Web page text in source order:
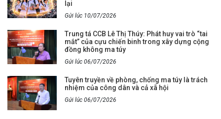
lại
Gửi lúc 10/07/2026
Trung tá CCB Lê Thị Thúy: Phát huy vai trò “tai
mắt” của cựu chiến binh trong xây dựng cộng
đồng không ma túy
Gửi lúc 06/07/2026
Tuyên truyền về phòng, chống ma túy là trách
nhiệm của công dân và cả xã hội
Gửi lúc 06/07/2026